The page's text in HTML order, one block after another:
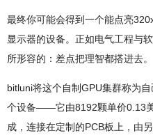
最终你可能会得到一个能点亮
显示器的设备。正如电气工程与
所形容的：差点把理智都搭进去。
bitluni将这个自制GPU集群称为
个设备——它由8192颗单价0.13
成，连接在定制的PCB板上，由